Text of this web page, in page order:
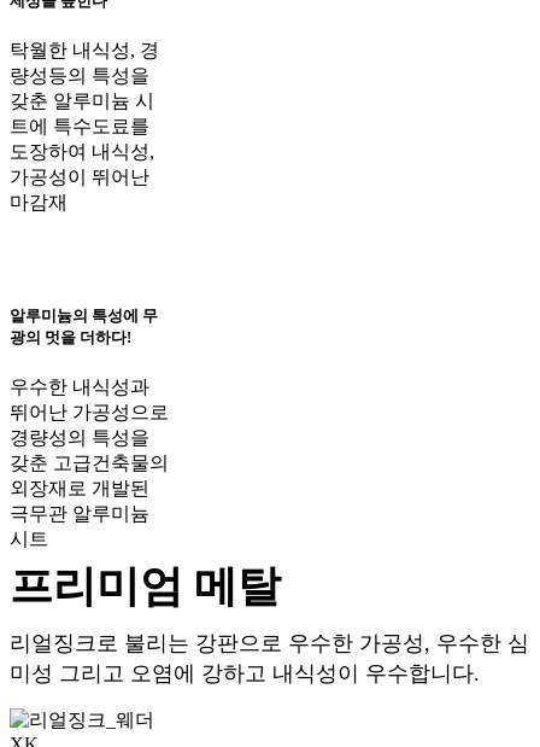
탁월한 내식성, 경
량성등의 특성을
갖춘 알루미늄 시
트에 특수도료를
도장하여 내식성,
가공성이 뛰어난
마감재
알루미늄의 특성에 무
광의 멋을 더하다!
우수한 내식성과
뛰어난 가공성으로
경량성의 특성을
갖춘 고급건축물의
외장재로 개발된
극무관 알루미늄
시트
프리미엄 메탈
리얼징크로 불리는 강판으로 우수한 가공성, 우수한 심
미성 그리고 오염에 강하고 내식성이 우수합니다.